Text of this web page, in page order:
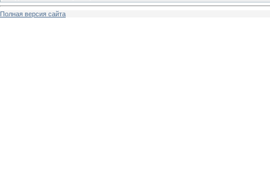
Полная версия сайта